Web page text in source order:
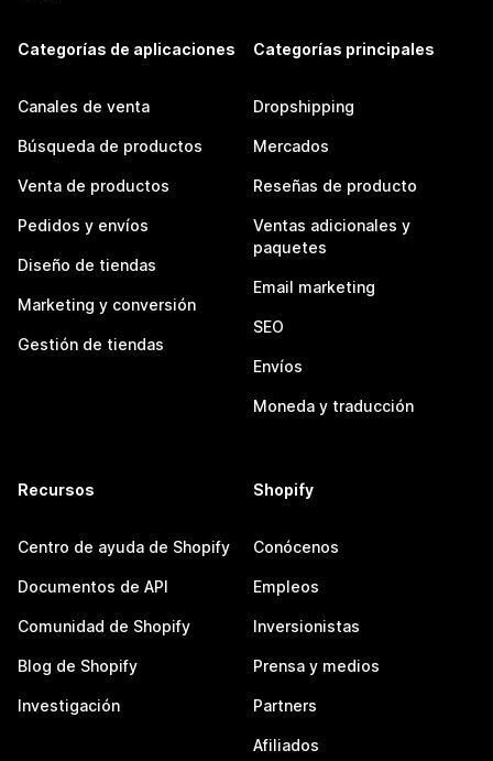
Categorías de aplicaciones
Canales de venta
Búsqueda de productos
Venta de productos
Pedidos y envíos
Diseño de tiendas
Marketing y conversión
Gestión de tiendas
Categorías principales
Dropshipping
Mercados
Reseñas de producto
Ventas adicionales y
paquetes
Email marketing
SEO
Envíos
Moneda y traducción
Recursos
Centro de ayuda de Shopify
Documentos de API
Comunidad de Shopify
Blog de Shopify
Investigación
Shopify
Conócenos
Empleos
Inversionistas
Prensa y medios
Partners
Afiliados